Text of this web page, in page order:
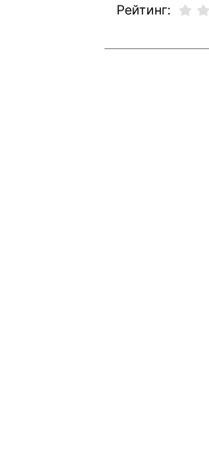
Рейтинг: